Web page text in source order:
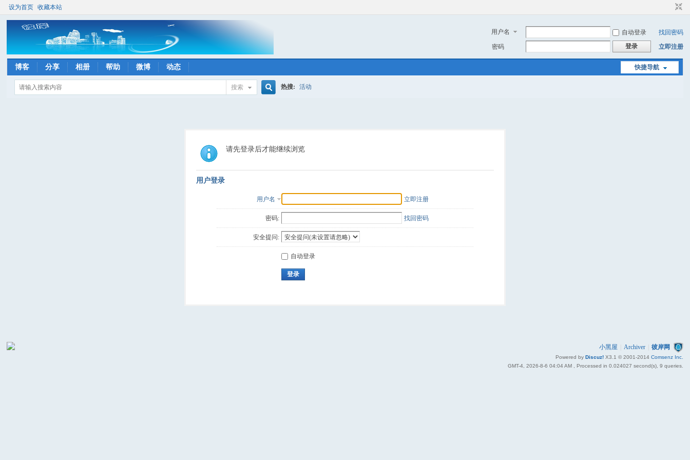
设为首页 收藏本站
用户名 自动登录
找回密码
密码
登录 立即注册
快捷导航
博客 分享 相册 帮助 微博 动态
搜索
索
热搜: 活动
请先登录后才能继续浏览
用户登录
用户名 立即注册
密码: 找回密码
安全提问:
自动登录
登录
小黑屋 Archiver 彼岸网
Powered by Discuz! X3.1 © 2001-2014 Comsenz Inc.
GMT-4, 2026-8-6 04:04 AM, Processed in 0.024027 second(s), 9 queries.